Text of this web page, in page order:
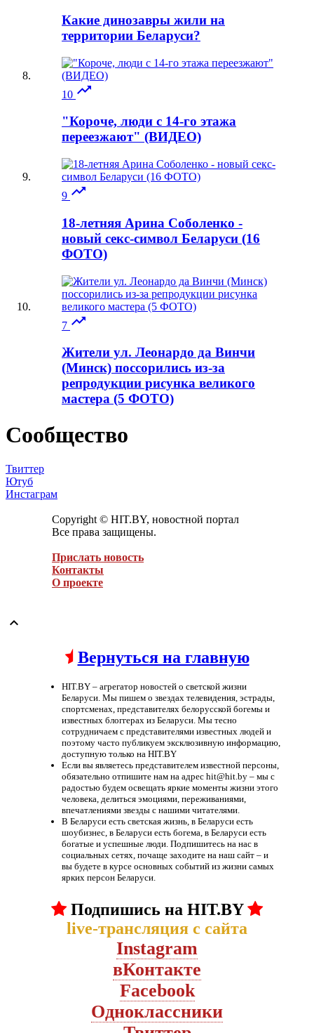
Какие динозавры жили на
территории Беларуси?
10 
"Короче, люди с 14-го этажа
переезжают" (ВИДЕО)
9 
18-летняя Арина Соболенко -
новый секс-символ Беларуси (16
ФОТО)
7 
Жители ул. Леонардо да Винчи
(Минск) поссорились из-за
репродукции рисунка великого
мастера (5 ФОТО)
Сообщество
Твиттер
Ютуб
Инстаграм
Copyright © HIT.BY, новостной портал
Все права защищены.
Прислать новость
Контакты
О проекте

Вернуться на главную
HIT.BY – агрегатор новостей о светской жизни
Беларуси. Мы пишем о звездах телевидения, эстрады,
спортсменах, представителях белорусской богемы и
известных блоггерах из Беларуси. Мы тесно
сотрудничаем с представителями известных людей и
поэтому часто публикуем эксклюзивную информацию,
доступную только на HIT.BY
Если вы являетесь представителем известной персоны,
обязательно отпишите нам на адрес hit@hit.by – мы с
радостью будем освещать яркие моменты жизни этого
человека, делиться эмоциями, переживаниями,
впечатлениями звезды с нашими читателями.
В Беларуси есть светская жизнь, в Беларуси есть
шоубизнес, в Беларуси есть богема, в Беларуси есть
богатые и успешные люди. Подпишитесь на нас в
социальных сетях, почаще заходите на наш сайт – и
вы будете в курсе основных событий из жизни самых
ярких персон Беларуси.
Подпишись на HIT.BY
live-трансляция с сайта
Instagram
вКонтакте
Facebook
Oдноклассники